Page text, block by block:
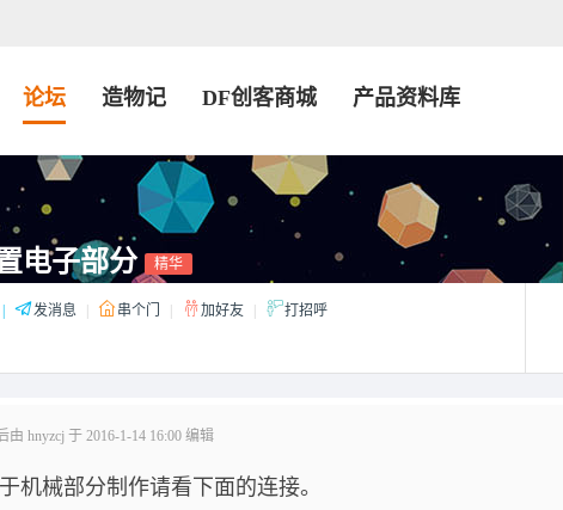
论坛 造物记 DF创客商城 产品资料库
电子部分 精华
发消息 串个门 加好友 打招呼
由 hnyzcj 于 2016-1-14 16:00 编辑
械部分制作请看下面的连接。